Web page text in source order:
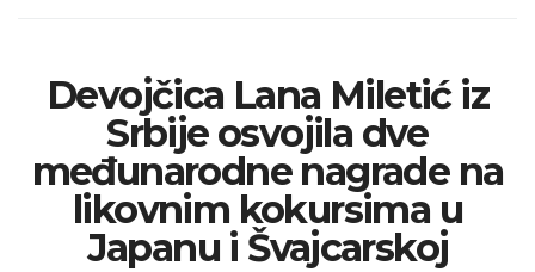
Devojčica Lana Miletić iz
Srbije osvojila dve
međunarodne nagrade na
likovnim kokursima u
Japanu i Švajcarskoj